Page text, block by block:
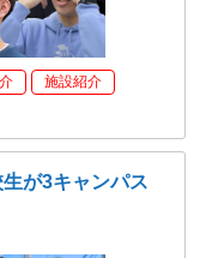
施設紹介
生が3キャンパス